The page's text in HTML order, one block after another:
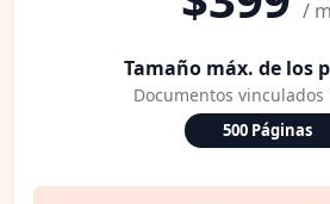
/
Tamaño máx. de los
Documentos
500 Páginas